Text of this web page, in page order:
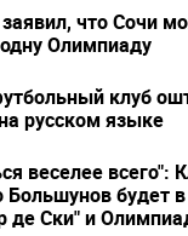
что Сочи
Олимпиаду
клуб
русском языке
веселее всего":
Большунов будет
де Ски" и